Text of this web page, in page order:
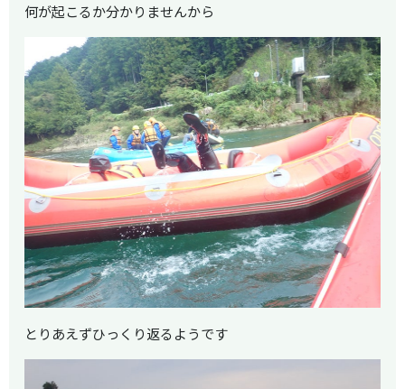
何が起こるか分かりませんから
とりあえずひっくり返るようです